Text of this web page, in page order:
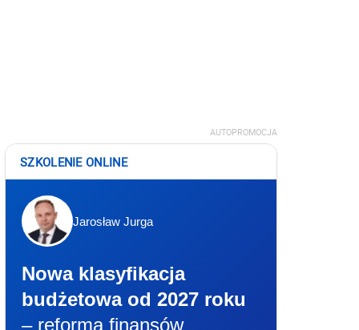
AUTOPROMOCJA
SZKOLENIE ONLINE
Jarosław Jurga
Nowa klasyfikacja
budżetowa od 2027 roku
– reforma finansów